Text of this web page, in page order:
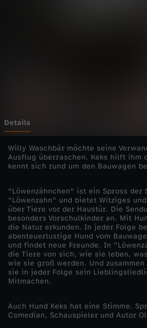
n
-
W
a
s
c
h
ä
Details
Willy Waschbär möchte seine
Ausflug überraschen. Keks hilft ihm
kennt sich rund um den Bauwagen
"Löwenzähnchen" ist ein Spross der
"Löwenzahn" und bietet Witziges
über Tiere vor der Haustür. Die
besonders Vorschulkinder an. Mit
die Natur erkunden. In jeder Folge
abenteuerlustige Hund vom
und findet neue Freunde. In
die Tiere von sich, wie sie leben,
wie sie groß werden. Und
sie in jeder Folge sein
Mitmachen.
Auch Hund Keks hat eine Stimme.
Comedian, Schauspieler und Autor